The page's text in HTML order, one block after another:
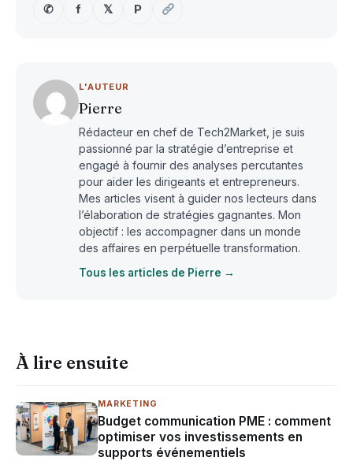
✆
f 𝕏 P
L'AUTEUR
Pierre
Rédacteur en chef de Tech2Market, je suis
passionné par la stratégie d’entreprise et
engagé à fournir des analyses percutantes
pour aider les dirigeants et entrepreneurs.
Mes articles visent à guider nos lecteurs dans
l’élaboration de stratégies gagnantes. Mon
objectif : les accompagner dans un monde
des affaires en perpétuelle transformation.
Tous les articles de Pierre →
À lire ensuite
MARKETING
Budget communication PME : comment
optimiser vos investissements en
supports événementiels